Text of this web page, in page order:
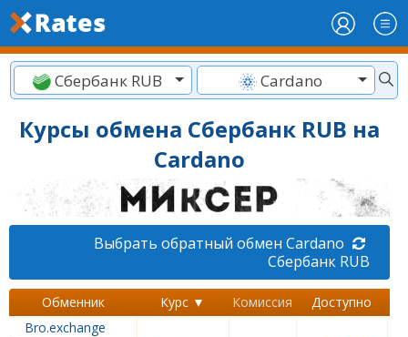
Сбербанк RUB Cardano
Курсы обмена Сбербанк RUB на
Cardano
Выбрать обратный обмен Cardano
Сбербанк RUB
Обменник Курс ▼ Комиссия Доступно
Bro.exchange